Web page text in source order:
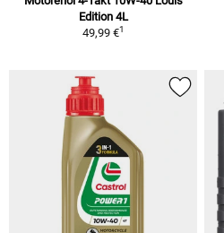
Edition 4L
49,99 €1